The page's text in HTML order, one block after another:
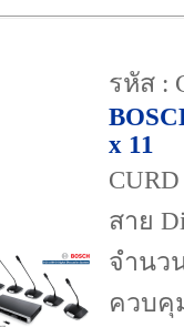
รหัส :
x 11
สาย
จำนว
ควบคุ